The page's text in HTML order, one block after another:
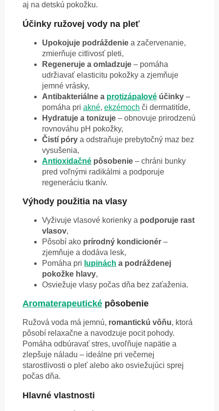
aj na detskú pokožku.
Účinky ružovej vody na pleť
Upokojuje podráždenie a začervenanie,
zmierňuje citlivosť pleti,
Regeneruje a omladzuje – pomáha
udržiavať elasticitu pokožky a zjemňuje
jemné vrásky,
Antibakteriálne a protizápalové účinky –
pomáha pri akné, ekzémoch či dermatitíde,
Hydratuje a tonizuje – obnovuje prirodzenú
rovnováhu pH pokožky,
Čistí póry a odstraňuje prebytočný maz bez
vysušenia,
Antioxidačné pôsobenie – chráni bunky
pred voľnými radikálmi a podporuje
regeneráciu tkanív.
Výhody použitia na vlasy
Vyživuje vlasové korienky a podporuje rast
vlasov,
Pôsobí ako prírodný kondicionér –
zjemňuje a dodáva lesk,
Pomáha pri lupinách a podráždenej
pokožke hlavy,
Osviežuje vlasy počas dňa bez zaťaženia.
Aromaterapeutické pôsobenie
Ružová voda má jemnú, romantickú vôňu, ktorá
pôsobí relaxačne a navodzuje pocit pohody.
Pomáha odbúravať stres, uvoľňuje napätie a
zlepšuje náladu – ideálne pri večernej
starostlivosti o pleť alebo ako osviežujúci sprej
počas dňa.
Hlavné vlastnosti